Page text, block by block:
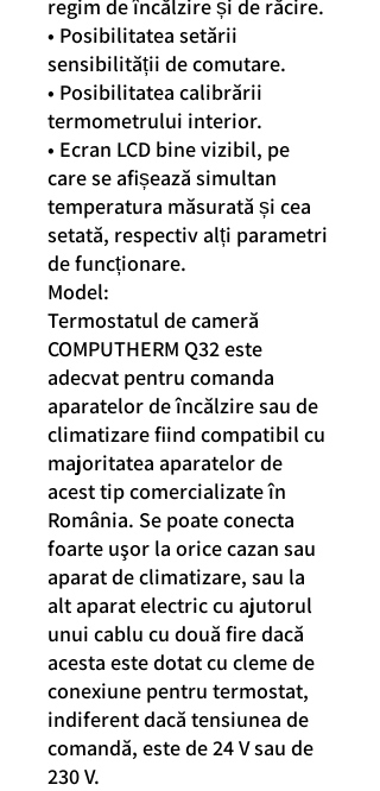
regim de încălzire și de răcire.
• Posibilitatea setării
sensibilității de comutare.
• Posibilitatea calibrării
termometrului interior.
• Ecran LCD bine vizibil, pe
care se afișează simultan
temperatura măsurată și cea
setată, respectiv alți parametri
de funcționare.
Model:
Termostatul de cameră
COMPUTHERM Q32 este
adecvat pentru comanda
aparatelor de încălzire sau de
climatizare fiind compatibil cu
majoritatea aparatelor de
acest tip comercializate în
România. Se poate conecta
foarte uşor la orice cazan sau
aparat de climatizare, sau la
alt aparat electric cu ajutorul
unui cablu cu două fire dacă
acesta este dotat cu cleme de
conexiune pentru termostat,
indiferent dacă tensiunea de
comandă, este de 24 V sau de
230 V.